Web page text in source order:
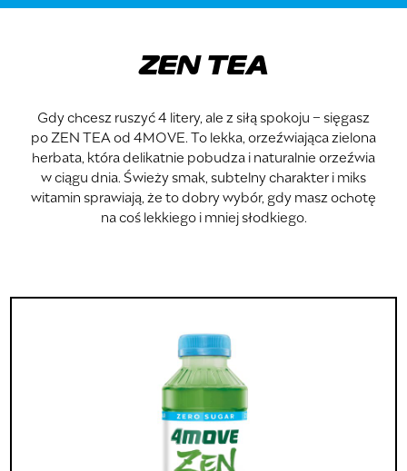
ZEN TEA
Gdy chcesz ruszyć 4 litery, ale z siłą spokoju − sięgasz
po ZEN TEA od 4MOVE. To lekka, orzeźwiająca zielona
herbata, która delikatnie pobudza i naturalnie orzeźwia
w ciągu dnia. Świeży smak, subtelny charakter i miks
witamin sprawiają, że to dobry wybór, gdy masz ochotę
na coś lekkiego i mniej słodkiego.